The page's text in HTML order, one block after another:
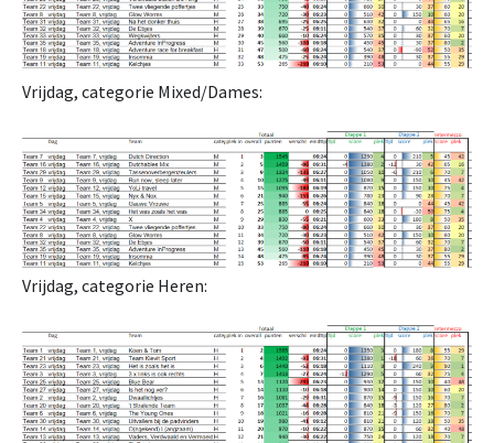
Vrijdag, categorie Mixed/Dames:
Vrijdag, categorie Heren: